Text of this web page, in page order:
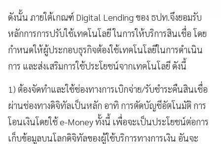
ดังนั้น ภายใต้เกณฑ์ Digital Lending ของ ธปท.จึงยอมรับ
หลักการการปรับใช้เทคโนโลยี ในการให้บริการสินเชื่อ โดย
กำหนดให้ผู้ประกอบธุรกิจต้องใช้เทคโนโลยีในการดำเนิน
การ และส่งเสริมการใช้ประโยชน์จากเทคโนโลยี ดังนี้
1) ต้องจัดทำและใช้ช่องทางการเบิกจ่าย/รับชำระคืนสินเชื่อ
ผ่านช่องทางดิจิทัลเป็นหลัก อาทิ การตัดบัญชีอัตโนมัติ การ
โอนเงินโดยใช้ e-Money ทั้งนี้ เพื่อจะเป็นประโยชน์ต่อการ
เก็บข้อมูลบนโลกดิจิทัลของผู้ใช้บริการทางการเงิน อันจะ